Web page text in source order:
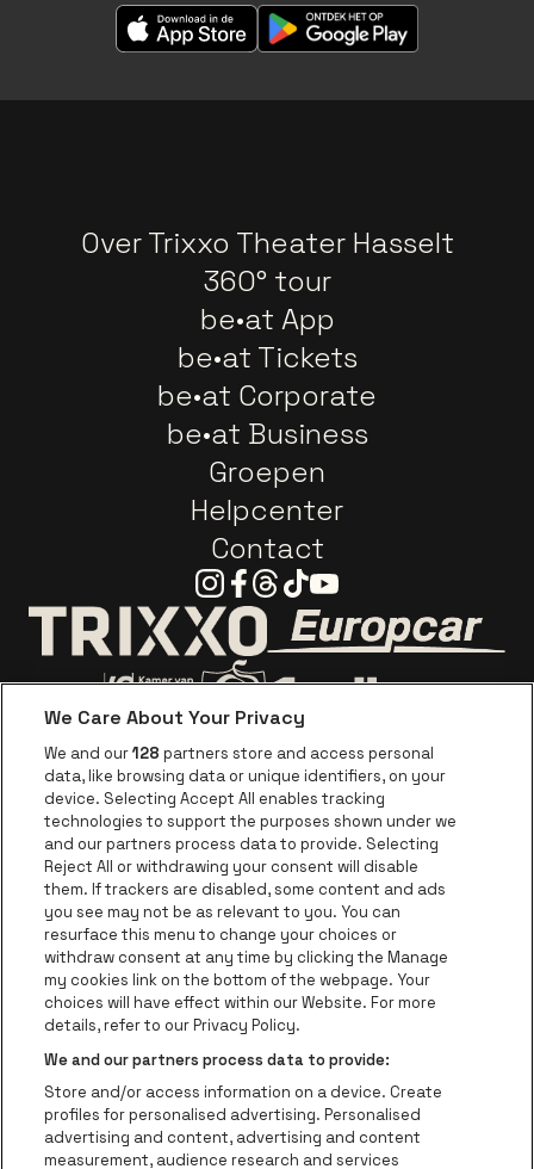
Over Trixxo Theater Hasselt
360° tour
be•at App
be•at Tickets
be•at Corporate
be•at Business
Groepen
Helpcenter
Contact
Instagram
Facebook
Threads
TiktokYoutube
Ga naar de website van Trixxo
Ga naar de website van Voka Limburg
Ga naar de website
Ga naar de website van Coca-Cola
Ga naar de website van
Ga naar de
Ga naar de website van Champagne
Ga naar de website
Ga naar de website van Het logo
Ga naar de
Ga naar de website van Holiday Inn
Ga naar de website
Ga naar de
Trixxo Theater Hasselt is een deel van be•at
Trixxo Theater Hasselt
Gouverneur Verwilghensingel 70, 3500 Hasselt
Be-At Venues
Schijnpoortweg 119, 2170 Antwerpen
BTW (BE) 0461.051.688 - RPR Antwerpen
We Care About Your Privacy
We and our128 partners store and access personal
data, like browsing data or unique identifiers, on your
device. Selecting Accept All enables tracking
technologies to support the purposes shown under we
and our partners process data to provide. Selecting
Reject All or withdrawing your consent will disable
them. If trackers are disabled, some content and ads
you see may not be as relevant to you. You can
resurface this menu to change your choices or
withdraw consent at any time by clicking the Manage
my cookies link on the bottom of the webpage. Your
choices will have effect within our Website. For more
details, refer to our Privacy Policy.
We and our partners process data to provide:
Store and/or access information on a device. Create
profiles for personalised advertising. Personalised
advertising and content, advertising and content
measurement, audience research and services